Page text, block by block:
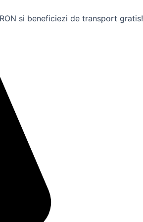
si beneficiezi de transport gratis!